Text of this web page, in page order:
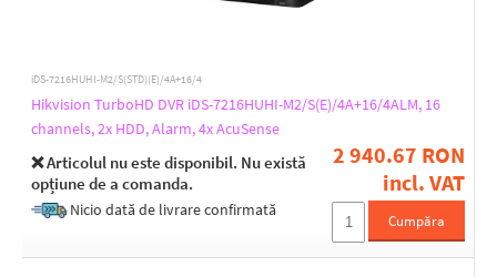
iDS-7216HUHI-M2/S(STD)(E)/4A+16/4
Hikvision TurboHD DVR iDS-7216HUHI-M2/S(E)/4A+16/4ALM, 16
channels, 2x HDD, Alarm, 4x AcuSense
❌ Articolul nu este disponibil. Nu există
opțiune de a comanda.
Nicio dată de livrare confirmată
2 940.67 RON
incl. VAT
Cumpăra